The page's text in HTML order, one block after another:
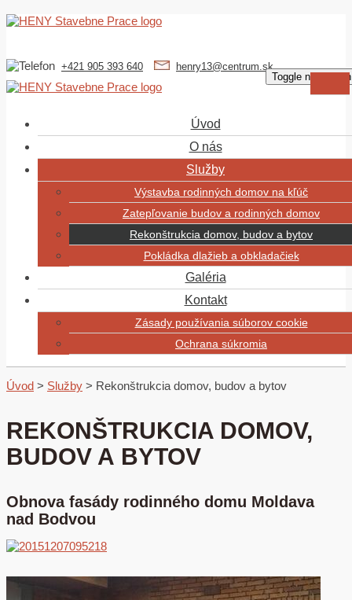
+421 905 393 640
henry13@centrum.sk
Toggle navigation
Úvod
O nás
Služby
Výstavba rodinných domov na kľúč
Zatepľovanie budov a rodinných domov
Rekonštrukcia domov, budov a bytov
Pokládka dlažieb a obkladačiek
Galéria
Kontakt
Zásady používania súborov cookie
Ochrana súkromia
Úvod > Služby > Rekonštrukcia domov, budov a bytov
REKONŠTRUKCIA DOMOV,
BUDOV A BYTOV
Obnova fasády rodinného domu Moldava
nad Bodvou